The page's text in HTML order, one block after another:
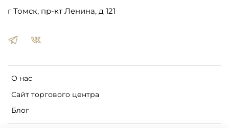
О нас
Сайт торгового центра
Блог
г Томск, пр-кт Ленина, д 121